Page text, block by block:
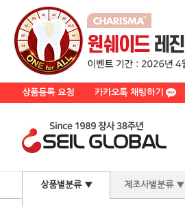
상품등록 요청 카카오톡 채팅하기
상품별분류 ▼ 제조사별분류 ▼